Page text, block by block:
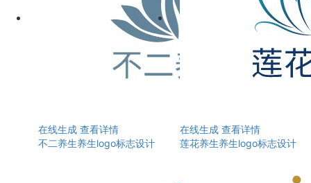
在线生成 查看详情
不二养生养生logo标志设计
在线生成 查看详情
莲花养生养生logo标志设计